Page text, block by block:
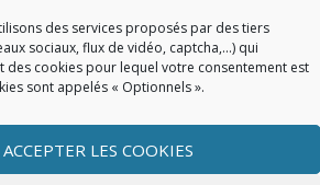
des services proposés par des tiers
sociaux, flux de vidéo, captcha,...) qui
des cookies pour lequel votre consentement est
sont appelés « Optionnels ».
ACCEPTER LES COOKIES